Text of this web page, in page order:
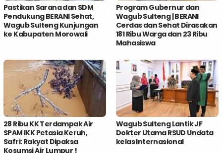
Pastikan Sarana dan SDM
Pendukung BERANI Sehat,
Wagub Sulteng Kunjungan
ke Kabupaten Morowali
Program Gubernur dan
Wagub Sulteng | BERANI
Cerdas dan Sehat Dirasakan
181 Ribu Warga dan 23 Ribu
Mahasiswa
28 Ribu KK Terdampak Air
SPAM IKK Petasia Keruh,
Safri: Rakyat Dipaksa
Kosumsi Air Lumpur !
Wagub Sulteng Lantik JF
Dokter Utama RSUD Undata
kelas Internasional